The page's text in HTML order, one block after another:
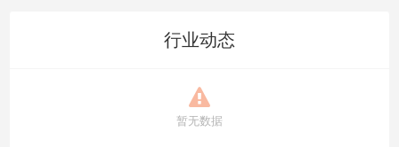
行业动态
暂无数据